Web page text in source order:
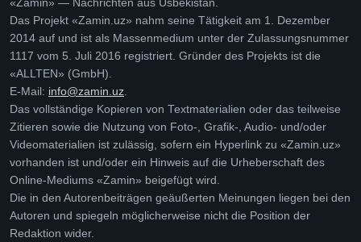
«Zamin» — Nachrichten aus Usbekistan.
Das Projekt «Zamin.uz» nahm seine Tätigkeit am 1. Dezember
2014 auf und ist als Massenmedium unter der Zulassungsnummer
1117 vom 5. Juli 2016 registriert. Gründer des Projekts ist die
«ALLTEN» (GmbH).
E-Mail: info@zamin.uz.
Das vollständige Kopieren von Textmaterialien oder das teilweise
Zitieren sowie die Nutzung von Foto-, Grafik-, Audio- und/oder
Videomaterialien ist zulässig, sofern ein Hyperlink zu «Zamin.uz»
vorhanden ist und/oder ein Hinweis auf die Urheberschaft des
Online-Mediums «Zamin» beigefügt wird.
Die in den Autorenbeiträgen geäußerten Meinungen liegen bei den
Autoren und spiegeln möglicherweise nicht die Position der
Redaktion wider.